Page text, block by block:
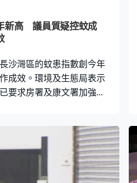
新高 議員質疑控蚊成
沙灣區的蚊患指數創今年
成效。環境及生態局表示
要求房署及康文署加強滅
效。陳凱欣：「你放機械
危險性，有白紋伊蚊我們
傳染病。」梁文廣：「五
，但似乎對於區內蚊患問